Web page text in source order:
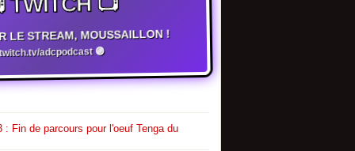
LE STREAM, MOUSSAILLON !
adcpodcast 🟣
: Fin de parcours pour l'oeuf Tenga du